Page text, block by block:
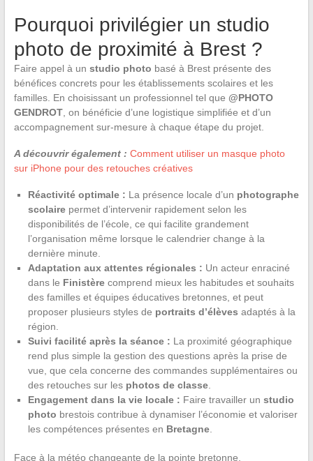
Pourquoi privilégier un studio
photo de proximité à Brest ?
Faire appel à un studio photo basé à Brest présente des
bénéfices concrets pour les établissements scolaires et les
familles. En choisissant un professionnel tel que @PHOTO
GENDROT, on bénéficie d’une logistique simplifiée et d’un
accompagnement sur-mesure à chaque étape du projet.
A découvrir également : Comment utiliser un masque photo
sur iPhone pour des retouches créatives
Réactivité optimale : La présence locale d’un photographe
scolairepermet d’intervenir rapidement selon les
disponibilités de l’école, ce qui facilite grandement
l’organisation même lorsque le calendrier change à la
dernière minute.
Adaptation aux attentes régionales : Un acteur enraciné
dans le Finistèrecomprend mieux les habitudes et souhaits
des familles et équipes éducatives bretonnes, et peut
proposer plusieurs styles de portraits d’élèves adaptés à la
région.
Suivi facilité après la séance : La proximité géographique
rend plus simple la gestion des questions après la prise de
vue, que cela concerne des commandes supplémentaires ou
des retouches sur les photos de classe.
Engagement dans la vie locale : Faire travailler un studio
photo brestois contribue à dynamiser l’économie et valoriser
les compétences présentes en Bretagne.
Face à la météo changeante de la pointe bretonne,